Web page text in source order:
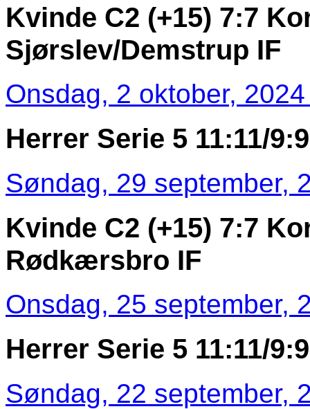
Kvinde C2 (+15) 7:7
Sjørslev/Demstrup IF
Onsdag, 2 oktober,
Herrer Serie 5 11:11/
Søndag, 29 september,
Kvinde C2 (+15) 7:7
Rødkærsbro IF
Onsdag, 25 september,
Herrer Serie 5 11:11/
Søndag, 22 september,